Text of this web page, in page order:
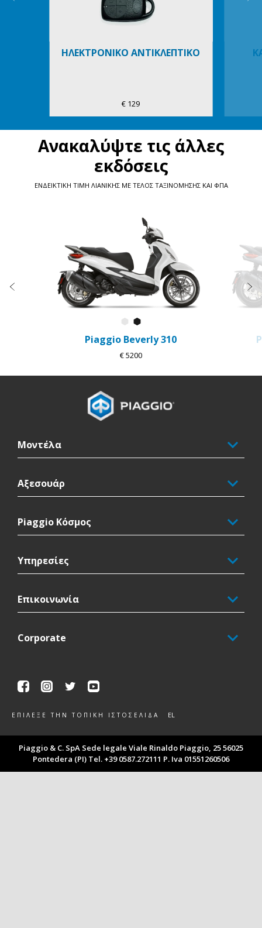
ΗΛΕΚΤΡΟΝΙΚΟ ΑΝΤΙΚΛΕΠΤΙΚΟ
€ 129
Ανακαλύψτε τις άλλες
εκδόσεις
ΕΝΔΕΙΚΤΙΚΗ ΤΙΜΗ ΛΙΑΝΙΚΗΣ ΜΕ ΤΕΛΟΣ ΤΑΞΙΝΟΜΗΣΗΣ ΚΑΙ ΦΠΑ
Προηγούμενο
Bianco Luna
Piaggio Beverly 310
€ 5200
Μοντέλα
Αξεσουάρ
Piaggio Κόσμος
Υπηρεσίες
Επικοινωνία
Corporate
FacebookInstagram
Twitter
ΕΠΊΛΕΞΕ ΤΗΝ ΤΟΠΙΚΉ ΙΣΤΟΣΕΛΊΔΑ EL
Piaggio & C. SpA Sede legale Viale Rinaldo Piaggio, 25 56025
Pontedera (PI) Tel. +39 0587.272111 P. Iva 01551260506